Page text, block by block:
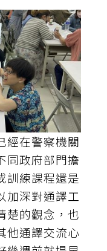
經在警察機關
同政府部門擔
訓練課程還是
加深對通譯工
楚的觀念，也
他通譯交流心